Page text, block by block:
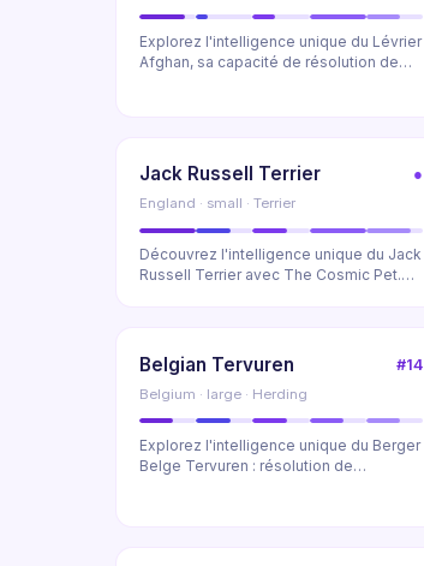
Explorez l'intelligence unique du Lévrier
Afghan, sa capacité de résolution de
Jack Russell Terrier ●
England · small · Terrier
Découvrez l'intelligence unique du Jack
Russell Terrier avec The Cosmic Pet.
Belgian Tervuren #14
Belgium · large · Herding
Explorez l'intelligence unique du Berger
Belge Tervuren : résolution de